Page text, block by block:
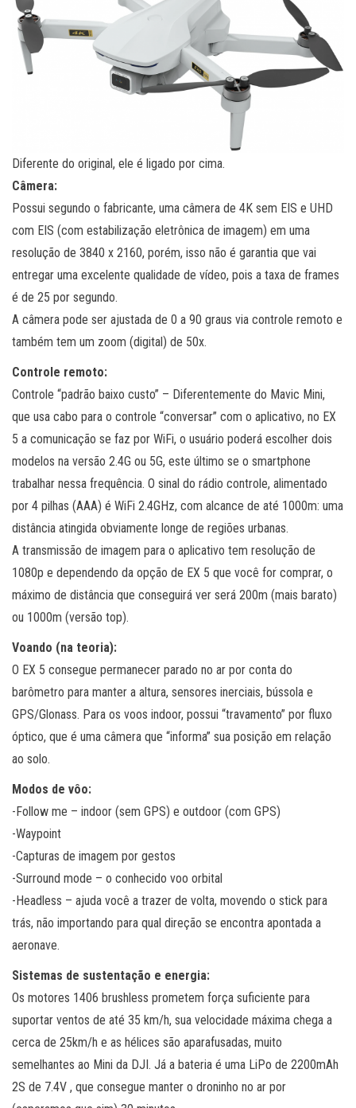
Diferente do original, ele é ligado por cima.
Câmera:
Possui segundo o fabricante, uma câmera de 4K sem EIS e UHD
com EIS (com estabilização eletrônica de imagem) em uma
resolução de 3840 x 2160, porém, isso não é garantia que vai
entregar uma excelente qualidade de vídeo, pois a taxa de frames
é de 25 por segundo.
A câmera pode ser ajustada de 0 a 90 graus via controle remoto e
também tem um zoom (digital) de 50x.
Controle remoto:
Controle “padrão baixo custo” – Diferentemente do Mavic Mini,
que usa cabo para o controle “conversar” com o aplicativo, no EX
5 a comunicação se faz por WiFi, o usuário poderá escolher dois
modelos na versão 2.4G ou 5G, este último se o smartphone
trabalhar nessa frequência. O sinal do rádio controle, alimentado
por 4 pilhas (AAA) é WiFi 2.4GHz, com alcance de até 1000m: uma
distância atingida obviamente longe de regiões urbanas.
A transmissão de imagem para o aplicativo tem resolução de
1080p e dependendo da opção de EX 5 que você for comprar, o
máximo de distância que conseguirá ver será 200m (mais barato)
ou 1000m (versão top).
Voando (na teoria):
O EX 5 consegue permanecer parado no ar por conta do
barômetro para manter a altura, sensores inerciais, bússola e
GPS/Glonass. Para os voos indoor, possui “travamento” por fluxo
óptico, que é uma câmera que “informa” sua posição em relação
ao solo.
Modos de vôo:
-Follow me – indoor (sem GPS) e outdoor (com GPS)
-Waypoint
-Capturas de imagem por gestos
-Surround mode – o conhecido voo orbital
-Headless – ajuda você a trazer de volta, movendo o stick para
trás, não importando para qual direção se encontra apontada a
aeronave.
Sistemas de sustentação e energia:
Os motores 1406 brushless prometem força suficiente para
suportar ventos de até 35 km/h, sua velocidade máxima chega a
cerca de 25km/h e as hélices são aparafusadas, muito
semelhantes ao Mini da DJI. Já a bateria é uma LiPo de 2200mAh
2S de 7.4V , que consegue manter o droninho no ar por